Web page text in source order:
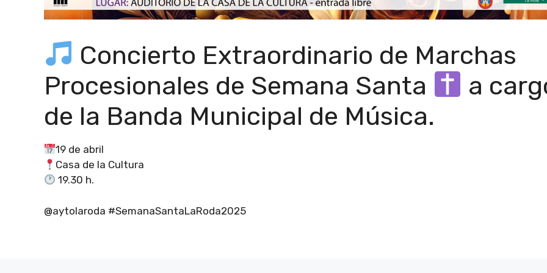
Concierto Extraordinario de Marchas
Procesionales de Semana Santa
a
de la Banda Municipal de Música.
19 de abril
Casa de la Cultura
19.30 h.
@aytolaroda #SemanaSantaLaRoda2025